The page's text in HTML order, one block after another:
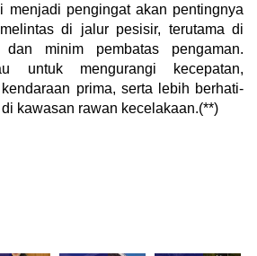
menjadi pengingat akan pentingnya
di jalur pesisir, terutama di
minim pembatas pengaman.
untuk mengurangi kecepatan,
prima, serta lebih berhati-
kawasan rawan kecelakaan.(**)